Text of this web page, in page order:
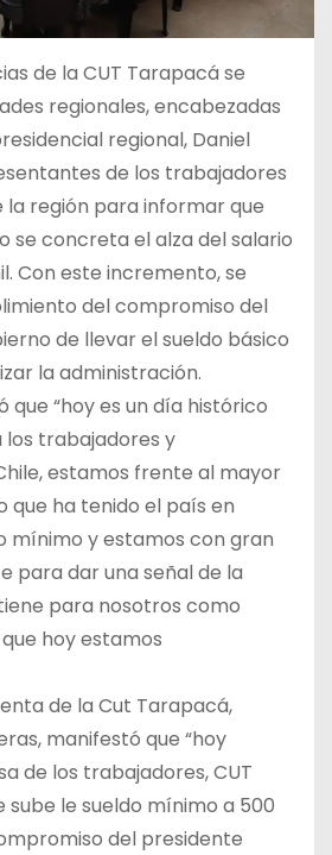
de la CUT Tarapacá se
regionales, encabezadas
regional, Daniel
de los trabajadores
región para informar que
se concreta el alza del salario
Con este incremento, se
del compromiso del
de llevar el sueldo básico
la administración.
que “hoy es un día histórico
trabajadores y
estamos frente al mayor
que ha tenido el país en
mínimo y estamos con gran
para dar una señal de la
para nosotros como
hoy estamos
de la Cut Tarapacá,
manifestó que “hoy
de los trabajadores, CUT
sube le sueldo mínimo a 500
del presidente